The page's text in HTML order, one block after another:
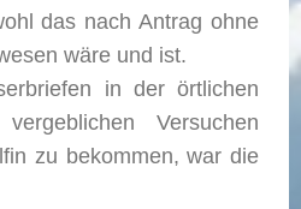
das nach Antrag ohne
wäre und ist.
in der örtlichen
Versuchen
zu bekommen, war die